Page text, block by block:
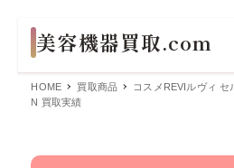
HOME 買取商品
コスメREVIルヴィ
N 買取実績